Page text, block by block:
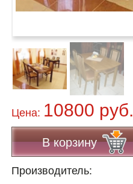
Цена: 10800 руб.
В корзину
Производитель: